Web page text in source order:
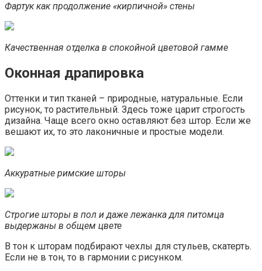
Фартук как продолжение «кирпичной» стены
Качественная отделка в спокойной цветовой гамме
Оконная драпировка
Оттенки и тип тканей – природные, натуральные. Если
рисунок, то растительный. Здесь тоже царит строгость
дизайна. Чаще всего окно оставляют без штор. Если же
вешают их, то это лаконичные и простые модели.
Аккуратные римские шторы
Строгие шторы в пол и даже лежанка для питомца
выдержаны в общем цвете
В тон к шторам подбирают чехлы для стульев, скатерть.
Если не в тон, то в гармонии с рисунком.